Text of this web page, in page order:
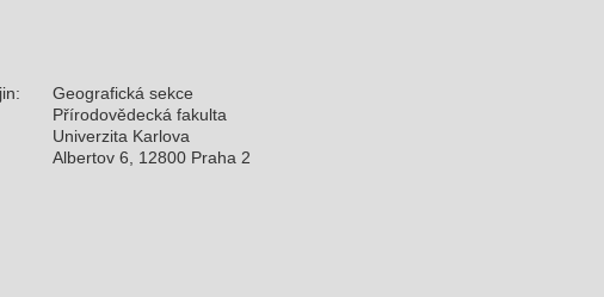
Geografická sekce
Přírodovědecká fakulta
Univerzita Karlova
Albertov 6, 12800 Praha 2